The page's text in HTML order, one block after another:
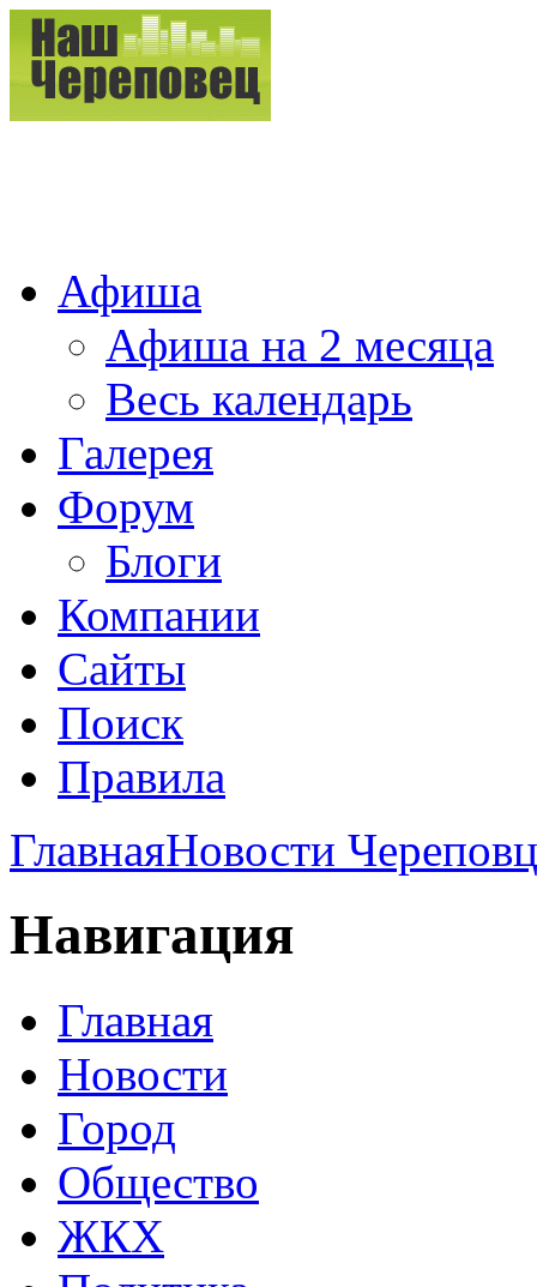
Афиша
Афиша на 2 месяца
Весь календарь
Галерея
Форум
Блоги
Компании
Сайты
Поиск
Правила
ГлавнаяНовости
Навигация
Главная
Новости
Город
Общество
ЖКХ